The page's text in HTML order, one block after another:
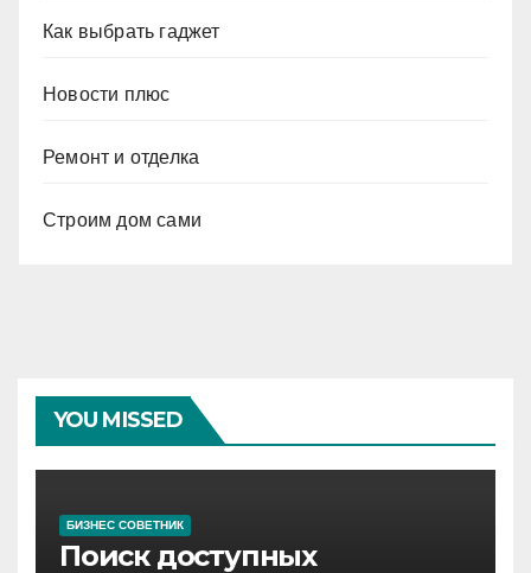
Как выбрать гаджет
Новости плюс
Ремонт и отделка
Строим дом сами
YOU MISSED
БИЗНЕС СОВЕТНИК
Поиск доступных